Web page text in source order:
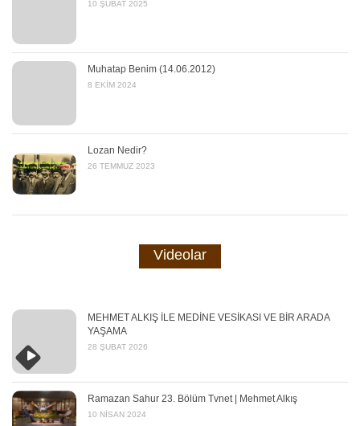
10 ŞUBAT 2025
Muhatap Benim (14.06.2012)
8 EKIM 2024
Lozan Nedir?
26 TEMMUZ 2023
Videolar
MEHMET ALKIŞ İLE MEDİNE VESİKASI VE BİR ARADA
YAŞAMA
28 ŞUBAT 2026
Ramazan Sahur 23. Bölüm Tvnet | Mehmet Alkış
10 NISAN 2024